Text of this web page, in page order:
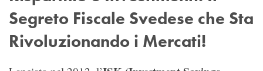
Segreto Fiscale Svedese che Sta
Rivoluzionando i Mercati!